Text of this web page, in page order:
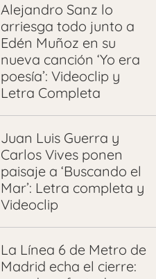
Alejandro Sanz lo
arriesga todo junto a
Edén Muñoz en su
nueva canción ‘Yo era
poesía’: Videoclip y
Letra Completa
Juan Luis Guerra y
Carlos Vives ponen
paisaje a ‘Buscando el
Mar’: Letra completa y
Videoclip
La Línea 6 de Metro de
Madrid echa el cierre: